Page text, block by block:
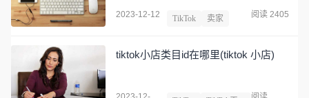
2023-12-12 TikTok 卖家 阅读 2405
tiktok小店类目id在哪里(tiktok 小店)